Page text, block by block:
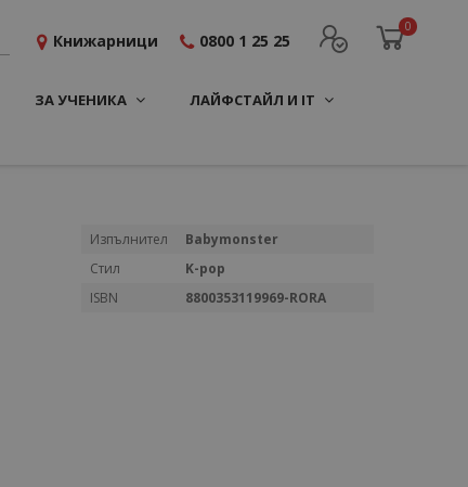
0
Книжарници 0800 1 25 25
ЗА УЧЕНИКА ЛАЙФСТАЙЛ И IT
Повече
Изпълнител
Babymonster
Стил
K-pop
ISBN
8800353119969-RORA